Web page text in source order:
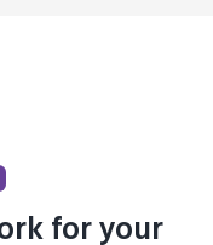
for your